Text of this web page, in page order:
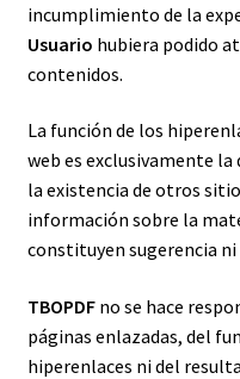
incumplimiento de la
Usuario hubiera podido
contenidos.
La función de los
web es exclusivamente
la existencia de otros
información sobre la
constituyen sugerencia
TBOPDFno se hace
páginas enlazadas, del
hiperenlaces ni del